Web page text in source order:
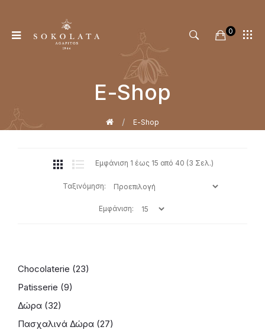
0
Ε-Shop
ΑρχικήΕ-Shop
Εμφάνιση 1 έως 15 από 40 (3 Σελ.)
Ταξινόμηση:
Εμφάνιση:
Chocolaterie (23)
Patisserie (9)
Δώρα (32)
Πασχαλινά Δώρα (27)